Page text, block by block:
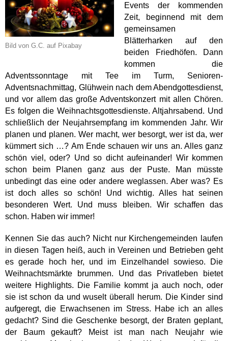
Bild von G.C. auf Pixabay
Events der kommenden
Zeit, beginnend mit dem
gemeinsamen
Blätterharken auf den
beiden Friedhöfen. Dann
kommen die
Adventssonntage mit Tee im Turm, Senioren-
Adventsnachmittag, Glühwein nach dem Abendgottesdienst,
und vor allem das große Adventskonzert mit allen Chören.
Es folgen die Weihnachtsgottesdienste. Altjahrsabend. Und
schließlich der Neujahrsempfang im kommenden Jahr. Wir
planen und planen. Wer macht, wer besorgt, wer ist da, wer
kümmert sich …? Am Ende schauen wir uns an. Alles ganz
schön viel, oder? Und so dicht aufeinander! Wir kommen
schon beim Planen ganz aus der Puste. Man müsste
unbedingt das eine oder andere weglassen. Aber was? Es
ist doch alles so schön! Und wichtig. Alles hat seinen
besonderen Wert. Und muss bleiben. Wir schaffen das
schon. Haben wir immer!
Kennen Sie das auch? Nicht nur Kirchengemeinden laufen
in diesen Tagen heiß, auch in Vereinen und Betrieben geht
es gerade hoch her, und im Einzelhandel sowieso. Die
Weihnachtsmärkte brummen. Und das Privatleben bietet
weitere Highlights. Die Familie kommt ja auch noch, oder
sie ist schon da und wuselt überall herum. Die Kinder sind
aufgeregt, die Erwachsenen im Stress. Habe ich an alles
gedacht? Sind die Geschenke besorgt, der Braten geplant,
der Baum gekauft? Meist ist man nach Neujahr wie